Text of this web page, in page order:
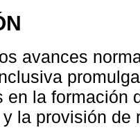
avances
en la formación
la provisión de